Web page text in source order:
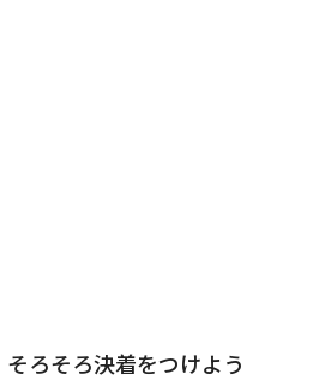
ろそろ決着をつけよう